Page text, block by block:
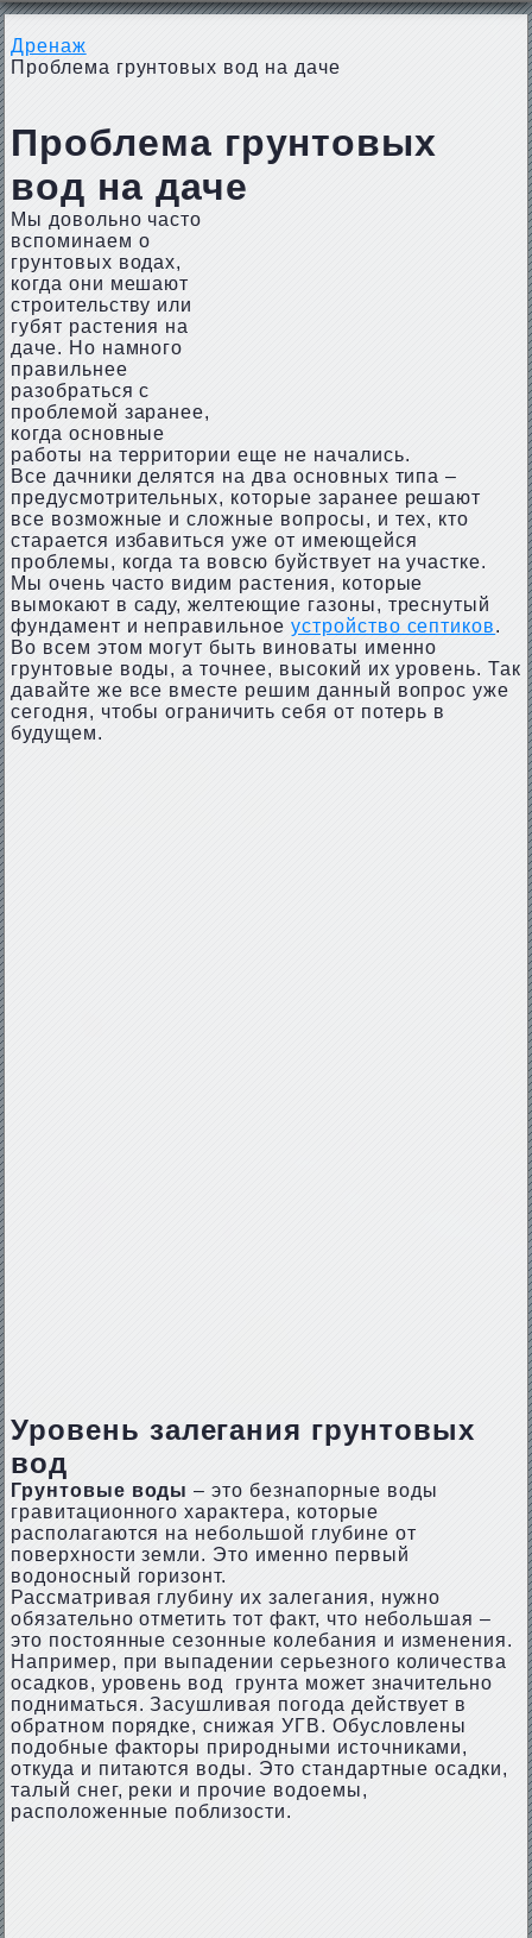
Дренаж
Проблема грунтовых вод на даче
Проблема грунтовых
вод на даче
Мы довольно часто
вспоминаем о
грунтовых водах,
когда они мешают
строительству или
губят растения на
даче. Но намного
правильнее
разобраться с
проблемой заранее,
когда основные
работы на территории еще не начались.
Все дачники делятся на два основных типа –
предусмотрительных, которые заранее решают
все возможные и сложные вопросы, и тех, кто
старается избавиться уже от имеющейся
проблемы, когда та вовсю буйствует на участке.
Мы очень часто видим растения, которые
вымокают в саду, желтеющие газоны, треснутый
фундамент и неправильное устройство септиков.
Во всем этом могут быть виноваты именно
грунтовые воды, а точнее, высокий их уровень. Так
давайте же все вместе решим данный вопрос уже
сегодня, чтобы ограничить себя от потерь в
будущем.
Уровень залегания грунтовых
вод
Грунтовые воды – это безнапорные воды
гравитационного характера, которые
располагаются на небольшой глубине от
поверхности земли. Это именно первый
водоносный горизонт.
Рассматривая глубину их залегания, нужно
обязательно отметить тот факт, что небольшая –
это постоянные сезонные колебания и изменения.
Например, при выпадении серьезного количества
осадков, уровень вод грунта может значительно
подниматься. Засушливая погода действует в
обратном порядке, снижая УГВ. Обусловлены
подобные факторы природными источниками,
откуда и питаются воды. Это стандартные осадки,
талый снег, реки и прочие водоемы,
расположенные поблизости.